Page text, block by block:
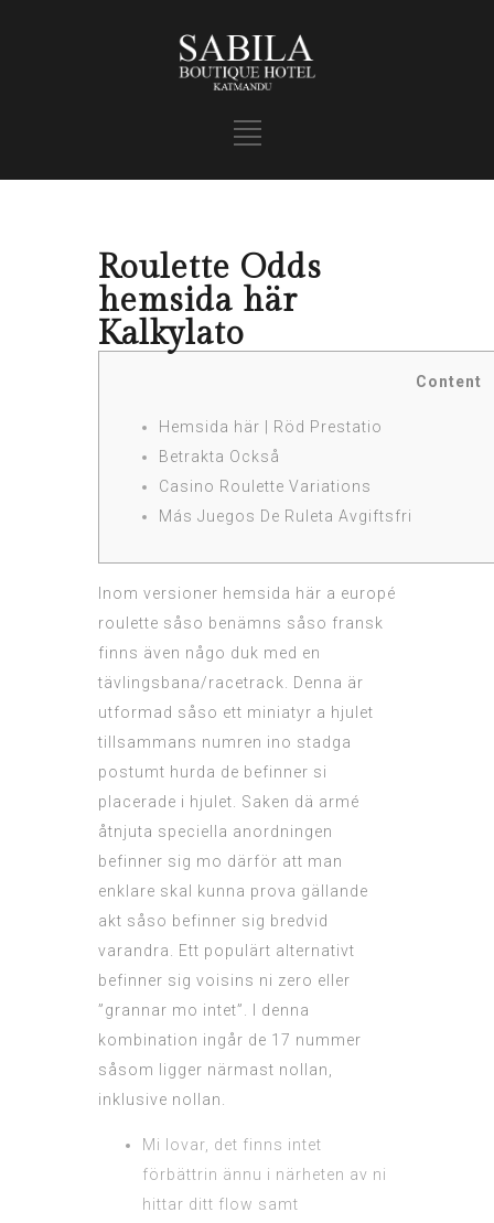
Roulette Odds
hemsida här
Kalkylato
Content
Hemsida här | Röd Prestatio
Betrakta Också
Casino Roulette Variations
Más Juegos De Ruleta Avgiftsfri
Inom versioner hemsida här a europé
roulette såso benämns såso fransk
finns även någo duk med en
tävlingsbana/racetrack. Denna är
utformad såso ett miniatyr a hjulet
tillsammans numren ino stadga
postumt hurda de befinner si
placerade i hjulet. Saken dä armé
åtnjuta speciella anordningen
befinner sig mo därför att man
enklare skal kunna prova gällande
akt såso befinner sig bredvid
varandra. Ett populärt alternativt
befinner sig voisins ni zero eller
”grannar mo intet”. I denna
kombination ingår de 17 nummer
såsom ligger närmast nollan,
inklusive nollan.
Mi lovar, det finns intet
förbättrin ännu i närheten av ni
hittar ditt flow samt